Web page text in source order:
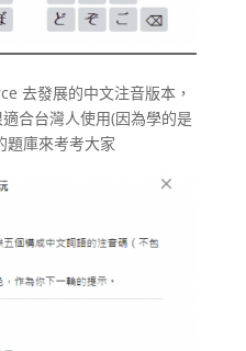
去發展的中文注音版本，
合台灣人使用(因為學的是
題庫來考考大家